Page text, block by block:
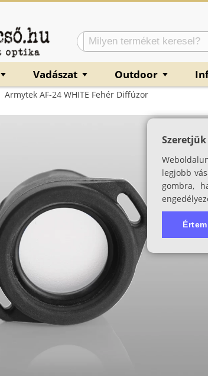
▼ Vadászat ▼ Outdoor ▼
Armytek AF-24 WHITE Fehér Diffúzor
legjobb
gombra,
Értem